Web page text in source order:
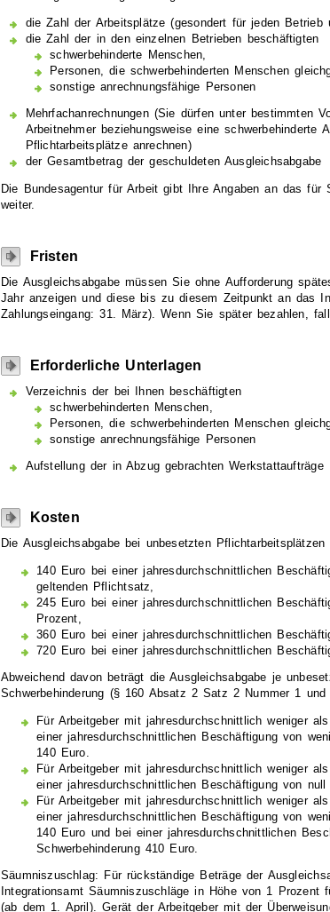
die Zahl der Arbeitsplätze (gesondert für jeden Betrieb
die Zahl der in den einzelnen Betrieben beschäftigten
schwerbehinderte Menschen,
Personen, die schwerbehinderten Menschen
sonstige anrechnungsfähige Personen
Mehrfachanrechnungen (Sie dürfen unter bestimmten
Arbeitnehmer beziehungsweise eine schwerbehinderte
Pflichtarbeitsplätze anrechnen)
der Gesamtbetrag der geschuldeten Ausgleichsabgabe
Die Bundesagentur für Arbeit gibt Ihre Angaben an das
weiter.
Fristen
Die Ausgleichsabgabe müssen Sie ohne Aufforderung
Jahr anzeigen und diese bis zu diesem Zeitpunkt an das
Zahlungseingang: 31. März). Wenn Sie später bezahlen,
Erforderliche Unterlagen
Verzeichnis der bei Ihnen beschäftigten
schwerbehinderten Menschen,
Personen, die schwerbehinderten Menschen
sonstige anrechnungsfähige Personen
Aufstellung der in Abzug gebrachten Werkstattaufträge
Kosten
Die Ausgleichsabgabe bei unbesetzten
140 Euro bei einer jahresdurchschnittlichen
geltenden Pflichtsatz,
245 Euro bei einer jahresdurchschnittlichen
Prozent,
360 Euro bei einer jahresdurchschnittlichen
720 Euro bei einer jahresdurchschnittlichen
Abweichend davon beträgt die Ausgleichsabgabe je
Schwerbehinderung (§ 160 Absatz 2 Satz 2 Nummer 1
Für Arbeitgeber mit jahresdurchschnittlich weniger
einer jahresdurchschnittlichen Beschäftigung von
140 Euro.
Für Arbeitgeber mit jahresdurchschnittlich weniger
einer jahresdurchschnittlichen Beschäftigung von
Für Arbeitgeber mit jahresdurchschnittlich weniger
einer jahresdurchschnittlichen Beschäftigung von
140 Euro und bei einer jahresdurchschnittlichen
Schwerbehinderung 410 Euro.
Säumniszuschlag: Für rückständige Beträge der
Integrationsamt Säumniszuschläge in Höhe von 1 Prozent
(ab dem 1. April). Gerät der Arbeitgeber mit der